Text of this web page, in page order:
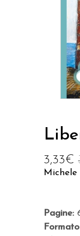
3,33€
Michele
Pagine: